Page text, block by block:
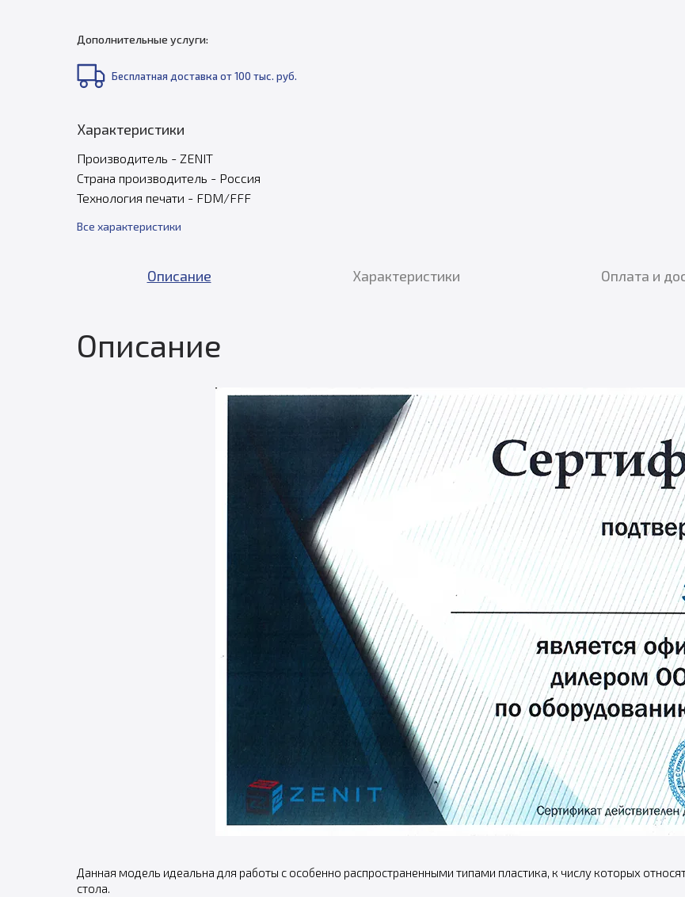
Дополнительные услуги:
Бесплатная доставка от 100 тыс. руб.
Характеристики
Производитель - ZENIT
Страна производитель - Россия
Технология печати - FDM/FFF
Все характеристики
Описание Характеристики Оплата и
Описание
Данная модель идеальна для работы с особенно распространенными типами пластика, к числу которых
стола.